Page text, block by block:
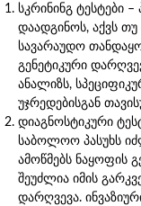
სკრინინგ ტესტები
დაადგინოს, აქვს
სავარაუდო
გენეტიკური
ანალიზს,
უჯრედებისგან
დიაგნოსტიკური
საბოლოო პასუხს
ამოწმებს ნაყოფის
შეუძლია იმის
დარღვევა.